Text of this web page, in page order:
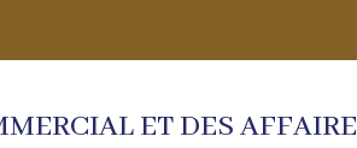
ET DES